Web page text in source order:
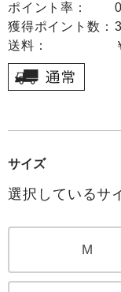
ポイント率：
獲得ポイント数：
送料：
サイズ
選択しているサ
M